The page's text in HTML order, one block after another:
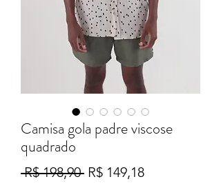
Camisa gola padre viscose
quadrado
R$ 198,90 Preço
R$ 149,18Preço